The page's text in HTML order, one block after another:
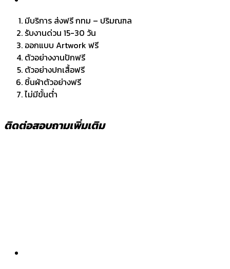
มีบริการ ส่งฟรี กทม – ปริมณฑล
รับงานด่วน 15-30 วัน
ออกแบบ Artwork ฟรี
ตัวอย่างงานปักฟรี
ตัวอย่างปกเสื้อฟรี
ชิ้นผ้าตัวอย่างฟรี
ไม่มีขั้นต่ำ
ติดต่อสอบถามเพิ่มเติม